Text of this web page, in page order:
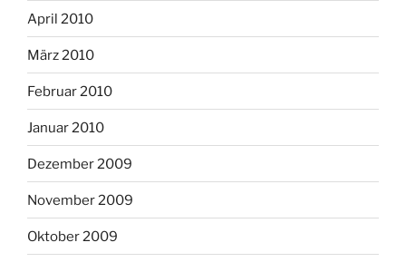
April 2010
März 2010
Februar 2010
Januar 2010
Dezember 2009
November 2009
Oktober 2009